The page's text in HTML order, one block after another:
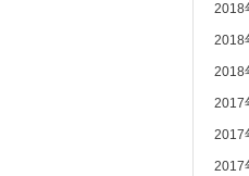
2018
2018
2018
2017
2017
2017